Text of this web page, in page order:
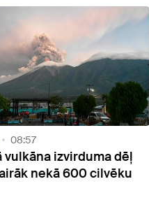
08:57
vulkāna izvirduma dēļ
nekā 600 cilvēku